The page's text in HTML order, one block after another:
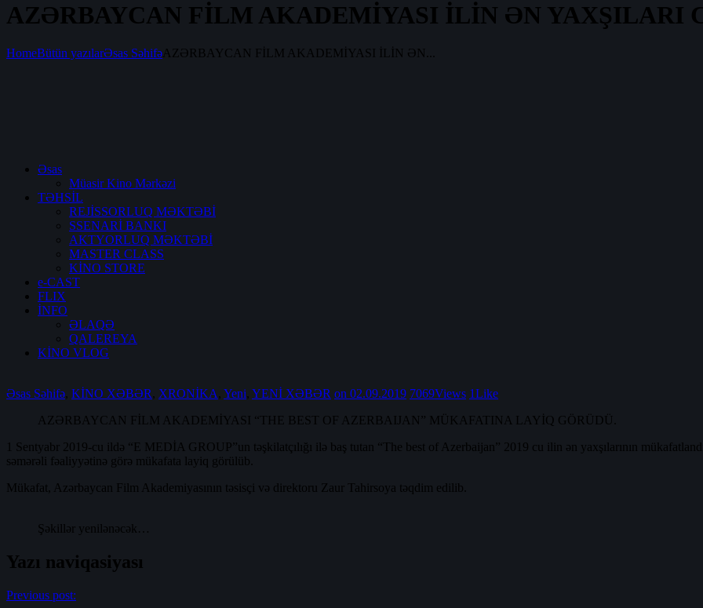
AZƏRBAYCAN FİLM AKADEMİYASI İLİN ƏN YAXŞILARI
HomeBütün yazılarƏsas SəhifəAZƏRBAYCAN FİLM AKADEMİYASI İLİN ƏN...
Əsas
Müasir Kino Mərkəzi
TƏHSİL
REJİSSORLUQ MƏKTƏBİ
SSENARİ BANKI
AKTYORLUQ MƏKTƏBİ
MASTER CLASS
KİNO STORE
e-CAST
FLIX
İNFO
ƏLAQƏ
QALEREYA
KİNO VLOG
Əsas Səhifə, KİNO XƏBƏR, XRONİKA, Yeni, YENİ XƏBƏR on 02.09.2019 7069Views 1Like
AZƏRBAYCAN FİLM AKADEMİYASI “THE BEST OF AZERBAIJAN” MÜKAFATINA LAYİQ GÖRÜDÜ.
1 Sentyabr 2019-cu ildə “E MEDİA GROUP”un təşkilatçılığı ilə baş tutan “The best of Azerbaijan” 2019 cu ilin ən yaxşılarının
səmərəli fəaliyyətinə görə mükafata layiq görülüb.
Mükafat, Azərbaycan Film Akademiyasının təsisçi və direktoru Zaur Tahirsoya təqdim edilib.
Şəkillər yenilənəcək…
Yazı naviqasiyası
Previous post: